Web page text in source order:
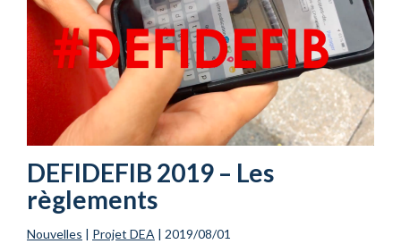
DEFIDEFIB 2019 – Les
règlements
Nouvelles | Projet DEA | 2019/08/01